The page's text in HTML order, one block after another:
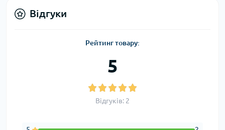
Відгуки
Рейтинг товару:
5
Відгуків: 2